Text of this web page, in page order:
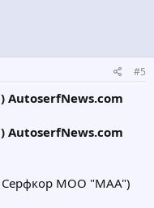
#5
AutoserfNews.com
AutoserfNews.com
Серфкор МОО "МАА")